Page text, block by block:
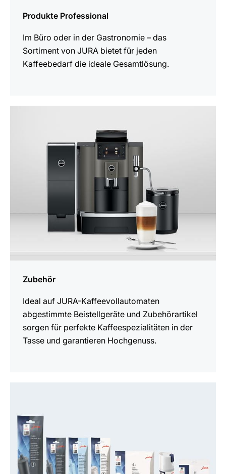
Produkte Professional
Im Büro oder in der Gastronomie – das
Sortiment von JURA bietet für jeden
Kaffeebedarf die ideale Gesamtlösung.
Zubehör
Ideal auf JURA-Kaffeevollautomaten
abgestimmte Beistellgeräte und Zubehörartikel
sorgen für perfekte Kaffeespezialitäten in der
Tasse und garantieren Hochgenuss.